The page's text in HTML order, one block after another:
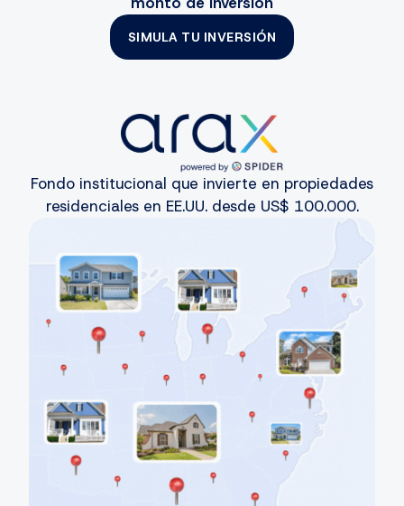
SIMULA TU INVERSIÓN
Fondo institucional que invierte en propiedades
residenciales en EE.UU. desde US$ 100.000.